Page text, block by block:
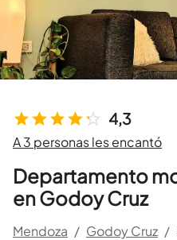
4,3
A 3 personas les encantó
Departamento
en Godoy Cruz
Mendoza / Godoy Cruz /